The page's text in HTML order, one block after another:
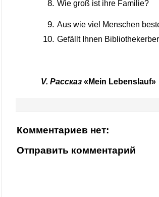
Wie groß ist ihre Familie?
Aus wie viel Menschen
Gefä llt Ihnen
V. Рассказ « Mein Lebenslauf»
Комментариев нет:
Отправить комментарий